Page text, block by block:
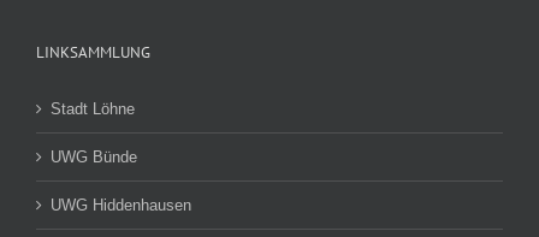
LINKSAMMLUNG
Stadt Löhne
UWG Bünde
UWG Hiddenhausen